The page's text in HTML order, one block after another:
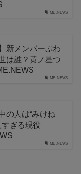
ME.NEWS
ME.NEWS
新メンバーぷわ
は誰？黄ノ星つ
ME.NEWS
の人は“みけね
すぎる現役